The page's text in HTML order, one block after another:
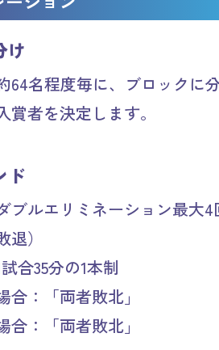
け
64名程度毎に、ブロックに
賞者を決定します。
ド
ブルエリミネーション最大
）
合35分の1本制
合：「両者敗北」
合：「両者敗北」